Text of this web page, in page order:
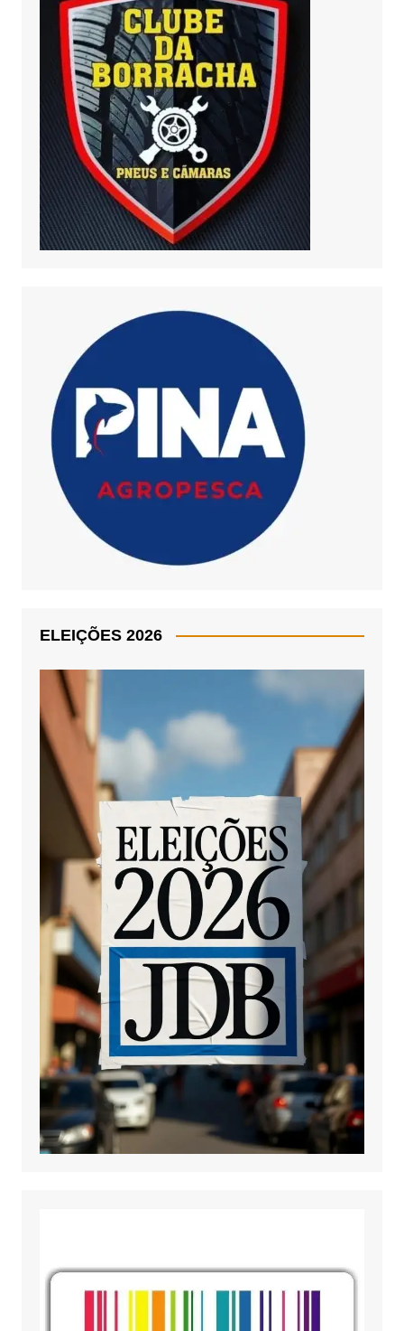
ELEIÇÕES 2026